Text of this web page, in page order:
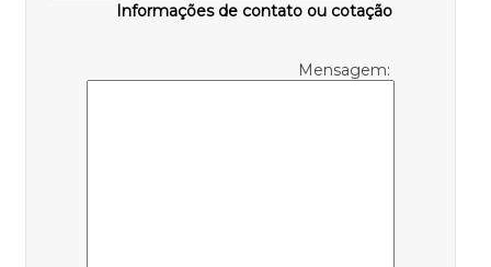
Informações de contato ou cotação
Mensagem: